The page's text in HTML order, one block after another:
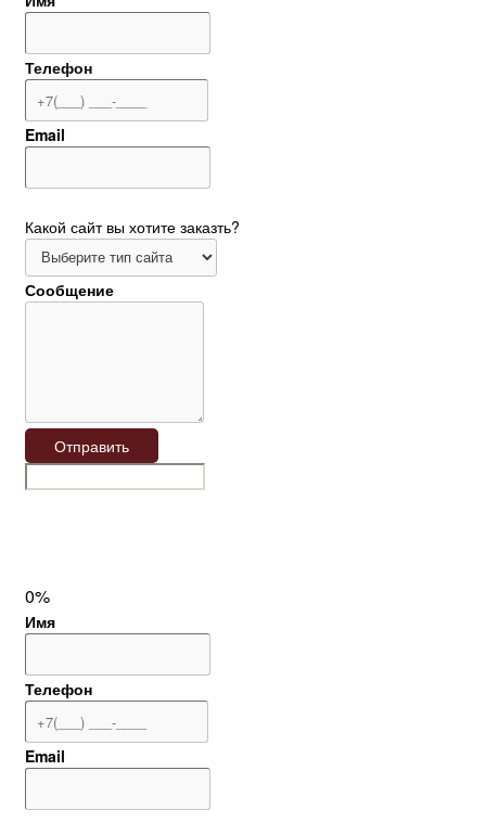
Телефон
Email
Какой сайт вы хотите заказть?
Сообщение
Отправить
0%
Имя
Телефон
Email